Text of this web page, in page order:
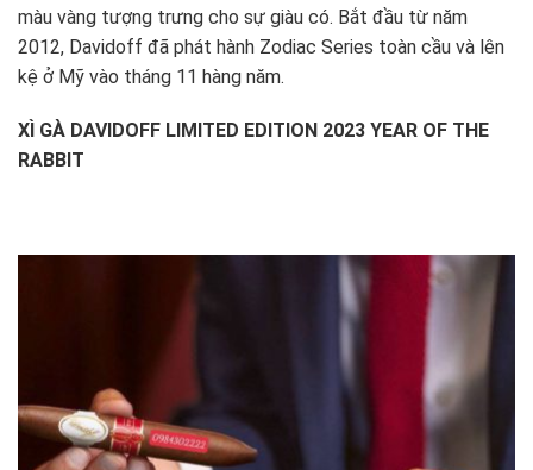
màu vàng tượng trưng cho sự giàu có. Bắt đầu từ năm
2012, Davidoff đã phát hành Zodiac Series toàn cầu và lên
kệ ở Mỹ vào tháng 11 hàng năm.
XÌ GÀ DAVIDOFF LIMITED EDITION 2023 YEAR OF THE
RABBIT